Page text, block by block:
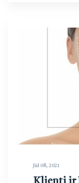
Jūl 08, 2021